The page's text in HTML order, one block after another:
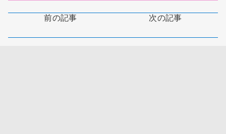
前の記事 次の記事